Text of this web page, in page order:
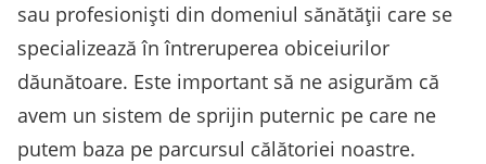
sau profesioniști din domeniul sănătății care se
specializează în întreruperea obiceiurilor
dăunătoare. Este important să ne asigurăm că
avem un sistem de sprijin puternic pe care ne
putem baza pe parcursul călătoriei noastre.